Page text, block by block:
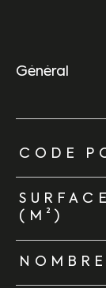
général
CODE
(M²)